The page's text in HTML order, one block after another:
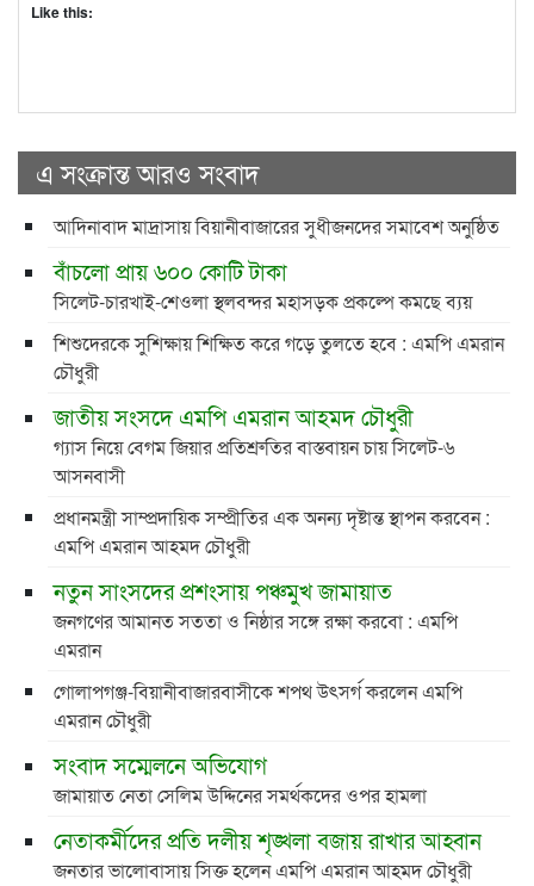
Like this:
এ সংক্রান্ত আরও সংবাদ
আদিনাবাদ মাদ্রাসায় বিয়ানীবাজারের সুধীজনদের সমাবেশ অনুষ্ঠিত
বাঁচলো প্রায় ৬০০ কোটি টাকা
সিলেট-চারখাই-শেওলা স্থলবন্দর মহাসড়ক প্রকল্পে কমছে ব্যয়
শিশুদেরকে সুশিক্ষায় শিক্ষিত করে গড়ে তুলতে হবে : এমপি এমরান
চৌধুরী
জাতীয় সংসদে এমপি এমরান আহমদ চৌধুরী
গ্যাস নিয়ে বেগম জিয়ার প্রতিশ্রুতির বাস্তবায়ন চায় সিলেট-৬
আসনবাসী
প্রধানমন্ত্রী সাম্প্রদায়িক সম্প্রীতির এক অনন্য দৃষ্টান্ত স্থাপন করবেন :
এমপি এমরান আহমদ চৌধুরী
নতুন সাংসদের প্রশংসায় পঞ্চমুখ জামায়াত
জনগণের আমানত সততা ও নিষ্ঠার সঙ্গে রক্ষা করবো : এমপি
এমরান
গোলাপগঞ্জ-বিয়ানীবাজারবাসীকে শপথ উৎসর্গ করলেন এমপি
এমরান চৌধুরী
সংবাদ সম্মেলনে অভিযোগ
জামায়াত নেতা সেলিম উদ্দিনের সমর্থকদের ওপর হামলা
নেতাকর্মীদের প্রতি দলীয় শৃঙ্খলা বজায় রাখার আহ্বান
জনতার ভালোবাসায় সিক্ত হলেন এমপি এমরান আহমদ চৌধুরী